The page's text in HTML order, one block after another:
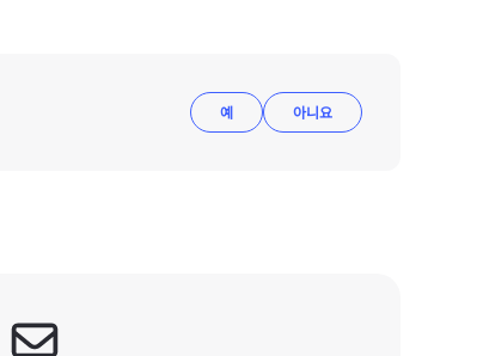
예 아니요